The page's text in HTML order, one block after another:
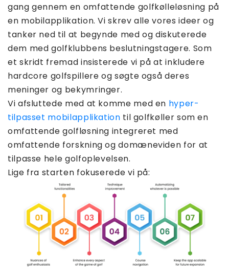
gang gennem en omfattende golfkølleløsning på
en mobilapplikation. Vi skrev alle vores ideer og
tanker ned til at begynde med og diskuterede
dem med golfklubbens beslutningstagere. Som
et skridt fremad insisterede vi på at inkludere
hardcore golfspillere og søgte også deres
meninger og bekymringer.
Vi afsluttede med at komme med en hyper-
tilpasset mobilapplikation til golfkøller som en
omfattende golfløsning integreret med
omfattende forskning og domæneviden for at
tilpasse hele golfoplevelsen.
Lige fra starten fokuserede vi på: